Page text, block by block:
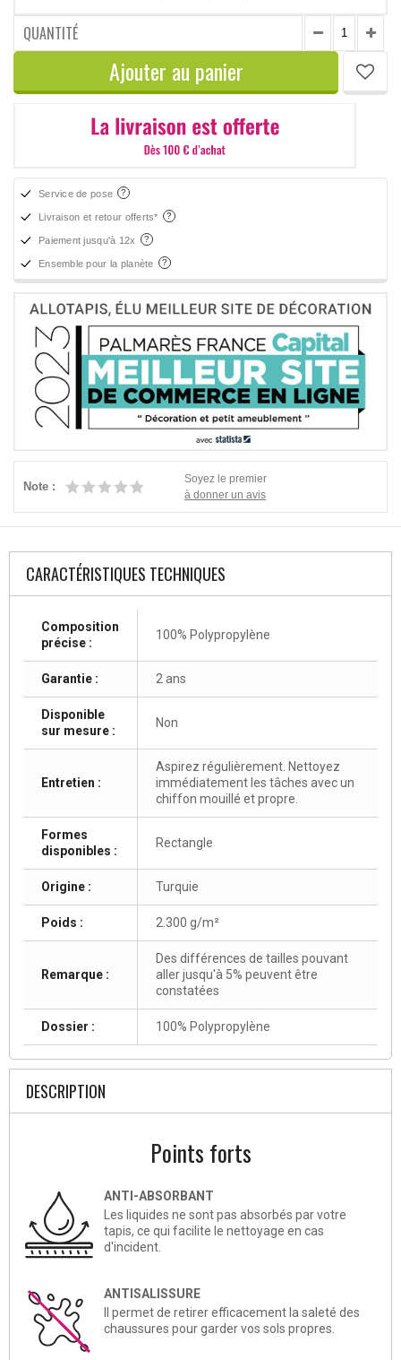
QUANTITÉ
Ajouter au panier
Service de pose
Livraison et retour offerts*
Paiement jusqu'à 12x
Ensemble pour la planète
Note :
Soyez le premier
à donner un avis
CARACTÉRISTIQUES TECHNIQUES
Composition
précise :
100% Polypropylène
Garantie : 2 ans
Disponible
sur mesure :
Non
Entretien :
Aspirez régulièrement. Nettoyez
immédiatement les tâches avec un
chiffon mouillé et propre.
Formes
disponibles :
Rectangle
Origine : Turquie
Poids : 2.300 g/m²
Remarque :
Des différences de tailles pouvant
aller jusqu'à 5% peuvent être
constatées
Dossier : 100% Polypropylène
DESCRIPTION
Points forts
ANTI-ABSORBANT
Les liquides ne sont pas absorbés par votre
tapis, ce qui facilite le nettoyage en cas
d'incident.
ANTISALISSURE
Il permet de retirer efficacement la saleté des
chaussures pour garder vos sols propres.